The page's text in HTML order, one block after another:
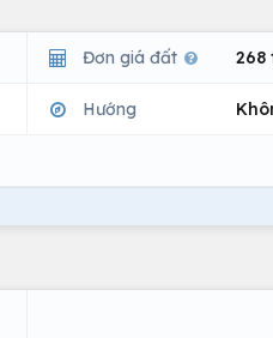
Đơn giá đất
Hướng